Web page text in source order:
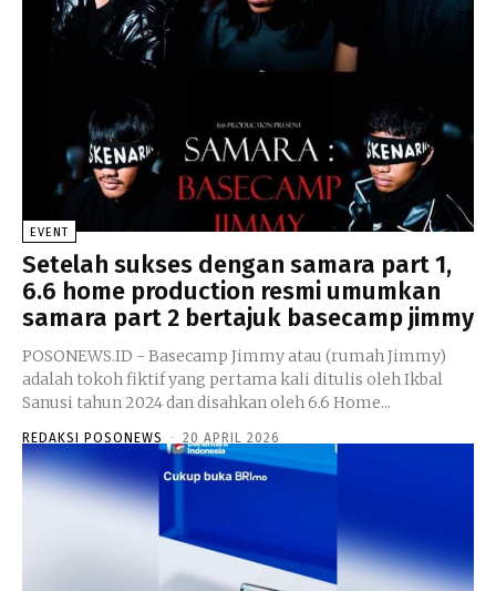
EVENT
Setelah sukses dengan samara part 1,
6.6 home production resmi umumkan
samara part 2 bertajuk basecamp jimmy
POSONEWS.ID - Basecamp Jimmy atau (rumah Jimmy)
adalah tokoh fiktif yang pertama kali ditulis oleh Ikbal
Sanusi tahun 2024 dan disahkan oleh 6.6 Home...
REDAKSI POSONEWS - 20 APRIL 2026